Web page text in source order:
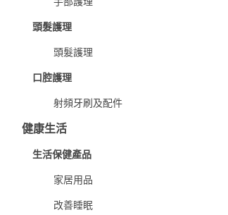
頭髮護理
頭髮護理
口腔護理
射頻牙刷及配件
健康生活
生活保健產品
家居用品
改善睡眠